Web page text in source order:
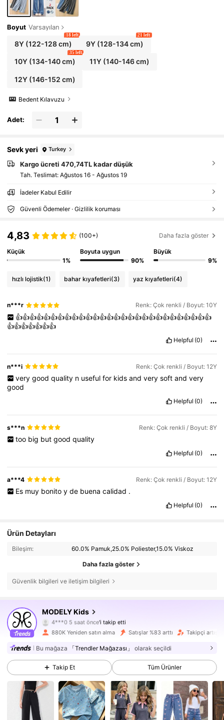
Boyut Varsayılan
8Y(122-128 cm)
18 left
9Y (128-134 cm)
21 left
10Y(134-140 cm)
35 left
11Y (140-146 cm)
12Y(146-152 cm)
Bedent Kılavuzu
Adet:
Sevk yeri Turkey
Kargo ücreti 470,74TL kadar düşük
Tah. Teslimat: Ağustos 16 - Ağustos 19
İadeler Kabul Edilir
Güvenli Ödemeler · Gizlilik koruması
4,83 (100+) Daha fazla göster
Küçük
1%
Boyuta uygun
90%
Büyük
9%
hızlı lojistik(1) bahar kıyafetleri(3) yaz kıyafetleri(4)
n***r Renk: Çok renkli / Boyut: 10Y
👍👍👍👍👍👍👍👍👍👍👍👍👍👍👍👍👍👍👍👍👍👍👍👍👍👍👍👍
👍👍👍👍👍👍👍
Helpful (0)
n***i Renk: Çok renkli / Boyut: 12Y
very good quality n useful for kids and very soft and very
good
Helpful (0)
s***n Renk: Çok renkli / Boyut: 8Y
too big but good quality
Helpful (0)
a***4 Renk: Çok renkli / Boyut: 12Y
Es muy bonito y de buena calidad .
Helpful (0)
Ürün Detayları
Bileşim: 60.0% Pamuk,25.0% Poliester,15.0% Viskoz
Daha fazla göster
Güvenlik bilgileri ve iletişim bilgileri
MODELY Kids
4,86
271K Takipçiler
4***0 5 saat önce'i takip etti
4,86 271K Takipçiler
4,86 271K Takipçiler
4,86 271K Takipçiler
880K Yeniden satın alma Satışlar %83 arttı Takipçi artışı
Bu mağaza 「Trendler Mağazası」 olarak seçildi
Takip Et Tüm Ürünler